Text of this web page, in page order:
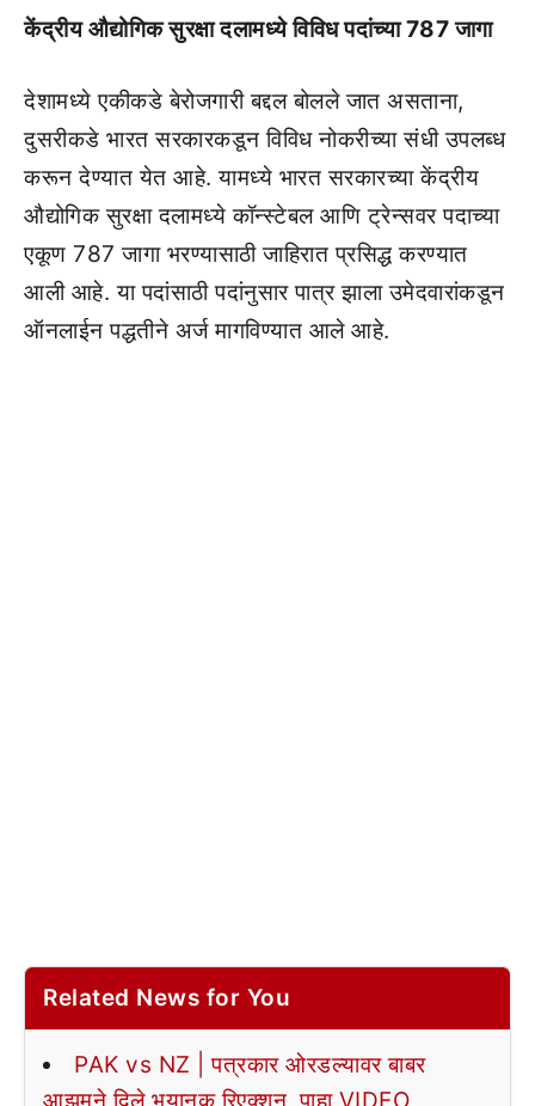
केंद्रीय औद्योगिक सुरक्षा दलामध्ये विविध पदांच्या 787 जागा
देशामध्ये एकीकडे बेरोजगारी बद्दल बोलले जात असताना,
दुसरीकडे भारत सरकारकडून विविध नोकरीच्या संधी उपलब्ध
करून देण्यात येत आहे. यामध्ये भारत सरकारच्या केंद्रीय
औद्योगिक सुरक्षा दलामध्ये कॉन्स्टेबल आणि ट्रेन्सवर पदाच्या
एकूण 787 जागा भरण्यासाठी जाहिरात प्रसिद्ध करण्यात
आली आहे. या पदांसाठी पदांनुसार पात्र झाला उमेदवारांकडून
ऑनलाईन पद्धतीने अर्ज मागविण्यात आले आहे.
Related News for You
PAK vs NZ | पत्रकार ओरडल्यावर बाबर
आझमने दिले भयानक रिएक्शन, पाहा VIDEO